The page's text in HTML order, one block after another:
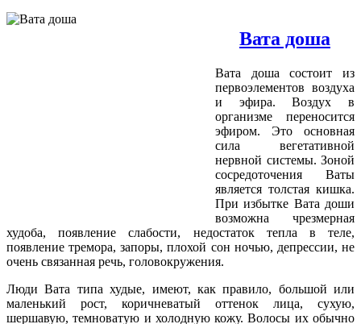
Вата доша
Вата доша состоит из
первоэлементов воздуха
и эфира. Воздух в
организме переносится
эфиром. Это основная
сила вегетативной
нервной системы. Зоной
сосредоточения Ваты
является толстая кишка.
При избытке Вата доши
возможна чрезмерная
худоба, появление слабости, недостаток тепла в теле,
появление тремора, запоры, плохой сон ночью, депрессии, не
очень связанная речь, головокружения.
Люди Вата типа худые, имеют, как правило, большой или
маленький рост, коричневатый оттенок лица, сухую,
шершавую, темноватую и холодную кожу. Волосы их обычно